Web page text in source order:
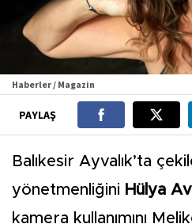
Haberler / Magazin
PAYLAŞ
Balıkesir Ayvalık’ta
yönetmenliğini Hülya
kamera kullanımını